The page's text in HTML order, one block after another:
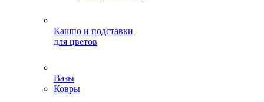
Кашпо и подставки
для цветов
Вазы
Ковры